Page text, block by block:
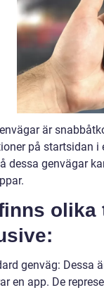
är
på startsidan i
dessa genvägar
olika
genväg: Dessa
en app. De